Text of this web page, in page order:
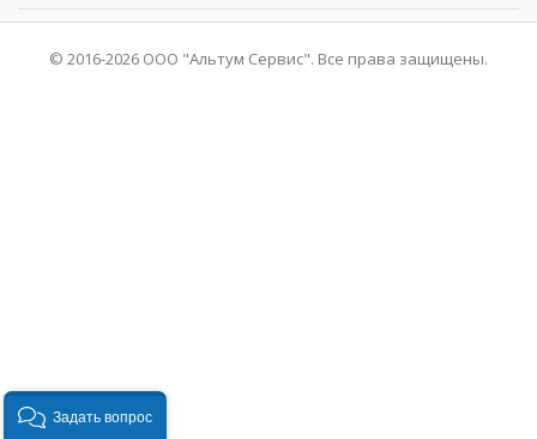
© 2016-2026 ООО "Альтум Сервис". Все права защищены.
Задать вопрос